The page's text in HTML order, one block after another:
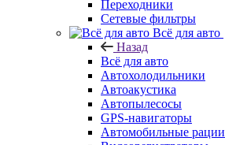
Переходники
Сетевые фильтры
Всё для авто
Назад
Всё для авто
Автохолодильники
Автоакустика
Автопылесосы
GPS-навигаторы
Автомобильные рации